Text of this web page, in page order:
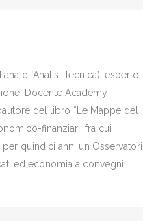
di Analisi Tecnica), esperto
Docente Academy
del libro “Le Mappe del
finanziari, fra cui
per quindici anni un
ed economia a convegni,